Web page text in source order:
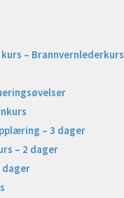
– Brannvernlederkurs
– 3 dager
– 2 dager
dager